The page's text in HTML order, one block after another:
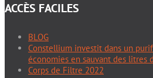
ACCÈS FACILES
BLOG
Constellium investit dans un
économies en sauvant des litres
Corps de Filtre 2022